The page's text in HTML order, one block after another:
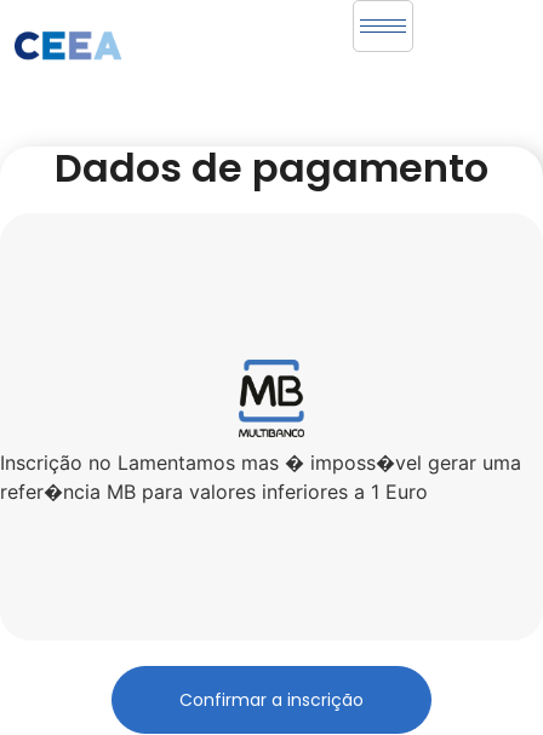
Dados de pagamento
Inscrição no Lamentamos mas � imposs�vel gerar uma
refer�ncia MB para valores inferiores a 1 Euro
Confirmar a inscrição